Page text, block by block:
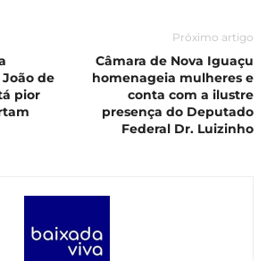
de
pior
Próximo artigo
Câmara de Nova Iguaçu
homenageia mulheres e
conta com a ilustre
presença do Deputado
Federal Dr. Luizinho